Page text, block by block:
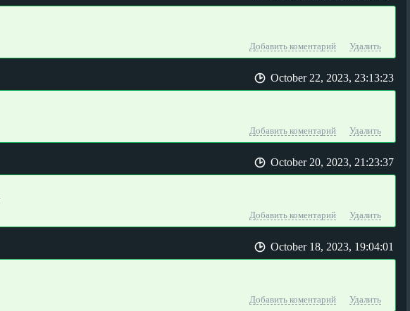
Добавить коментарий Удалить
October 22, 2023, 23:13:23
Добавить коментарий Удалить
October 20, 2023, 21:23:37
Добавить коментарий Удалить
October 18, 2023, 19:04:01
Добавить коментарий Удалить